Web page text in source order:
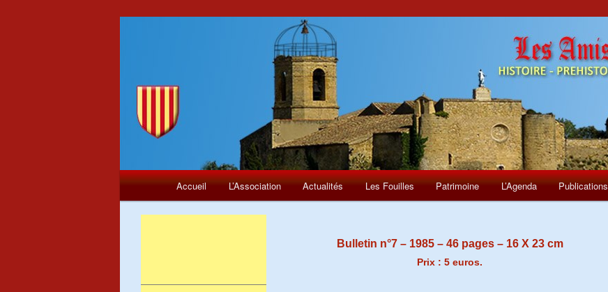
Menu
Aller
Accueil L’Association Actualités Les Fouilles Patrimoine L’Agenda Publications
Bulletin n°7 – 1985 – 46 pages – 16 X 23 cm
Prix : 5 euros.